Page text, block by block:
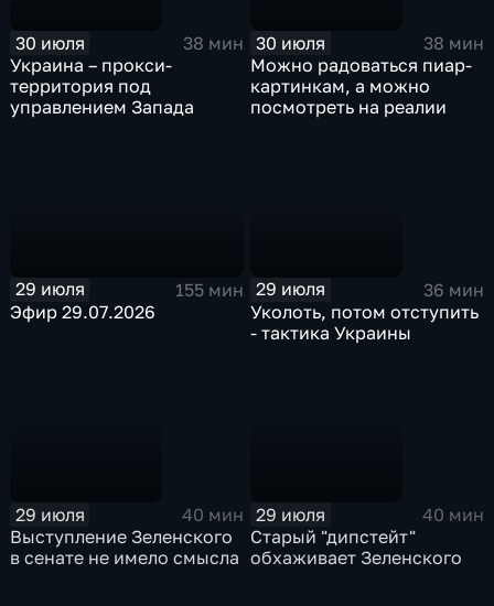
30 июля
38 мин
Украина – прокси-
территория под
управлением Запада
30 июля
38 мин
Можно радоваться пиар-
картинкам, а можно
посмотреть на реалии
29 июля
155 мин
Эфир 29.07.2026
29 июля
36 мин
Уколоть, потом отступить
- тактика Украины
29 июля
40 мин
Выступление Зеленского
в сенате не имело смысла
29 июля
40 мин
Старый "дипстейт"
обхаживает Зеленского